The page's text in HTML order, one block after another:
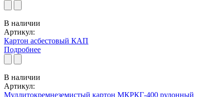
В наличии
Артикул:
Картон асбестовый КАП
Подробнее
В наличии
Артикул:
Муллитокремнеземистый картон МКРКГ-400 рулонный